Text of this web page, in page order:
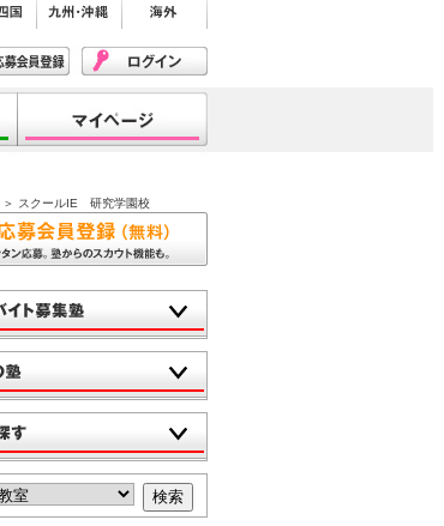
＞ スクールIE 研究学園校